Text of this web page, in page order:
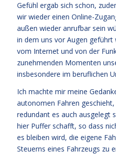
Gefühl ergab sich schon,
wir wieder einen Online-
außen wieder anrufbar sein
in dem uns vor Augen
vom Internet und von der
zunehmenden Momenten
insbesondere im beruflichen
Ich machte mir meine
autonomen Fahren
redundant es auch ausgelegt
hier Puffer schafft, so dass
es bleiben wird, die eigene
Steuerns eines Fahrzeugs zu